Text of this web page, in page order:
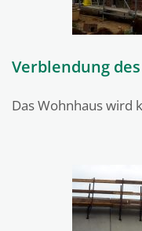
Verblendung
Das Wohnhaus